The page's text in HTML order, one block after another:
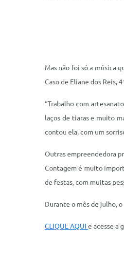
Mas não foi só a música
Caso de Eliane dos Reis,
“Trabalho com
laços de tiaras e muito
contou ela, com um
Outras empreendedora
Contagem é muito
de festas, com muitas
Durante o mês de julho,
CLIQUE AQUI e acesse a